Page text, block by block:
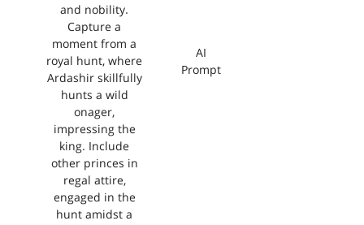
AI
Prompt
and nobility.
Capture a
moment from a
royal hunt, where
Ardashir skillfully
hunts a wild
onager,
impressing the
king. Include
other princes in
regal attire,
engaged in the
hunt amidst a